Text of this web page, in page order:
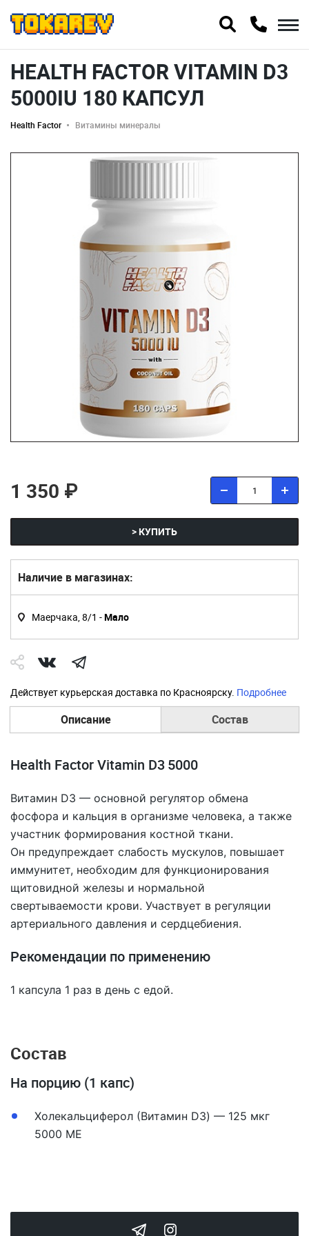
HEALTH FACTOR VITAMIN D3
5000IU 180 КАПСУЛ
Health Factor Витамины минералы
1 350 ₽
> КУПИТЬ
Наличие в магазинах:
Маерчака, 8/1 -Мало
Действует курьерская доставка по Красноярску. Подробнее
Описание Состав
Health Factor Vitamin D3 5000
Витамин D3 — основной регулятор обмена
фосфора и кальция в организме человека, а также
участник формирования костной ткани.
Он предупреждает слабость мускулов, повышает
иммунитет, необходим для функционирования
щитовидной железы и нормальной
свертываемости крови. Участвует в регуляции
артериального давления и сердцебиения.
Рекомендации по применению
1 капсула 1 раз в день с едой.
Состав
На порцию (1 капс)
Холекальциферол (Витамин D3) — 125 мкг
5000 МЕ